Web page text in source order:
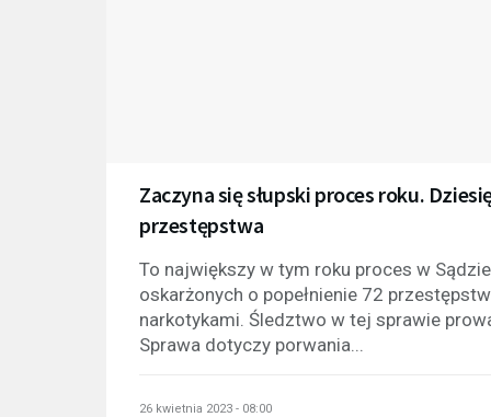
Zaczyna się słupski proces roku.
przestępstwa
To największy w tym roku proces w
oskarżonych o popełnienie 72
narkotykami. Śledztwo w tej sprawie
Sprawa dotyczy porwania...
26 kwietnia 2023 - 08:00